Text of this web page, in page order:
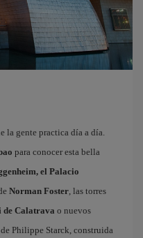
la gente practica día a día.
para conocer esta bella
el Palacio
Norman Foster, las torres
de Calatrava o nuevos
Philippe Starck, construida